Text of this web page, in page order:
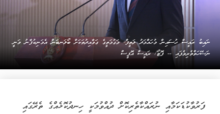
ނައިބު ރައީސް ހުސައިން މުހައްމަދު ލަތީފް: މަގުމަތީގެ ގަވާއިދުތަކަށް ބޯލަނބަން އެމަނިކުފާނު ވަނީ
ނަސޭހަތްތެރިވެފައި -- ފޮޓޯ/ ރައީސް އޮފީސް
ފަރުވާކުޑަކަމާއި ނުރައްކާތެރިކޮށް ދުއްވުމަކީ ހިނދުކޮޅެއްގެ ތެރޭގައި